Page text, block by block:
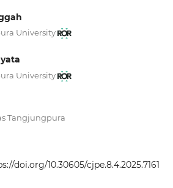
University
University
Tangjungpura
doi.org/10.30605/cjpe.8.4.2025.7161